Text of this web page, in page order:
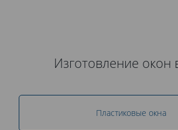
Изготовление окон
Пластиковые окна